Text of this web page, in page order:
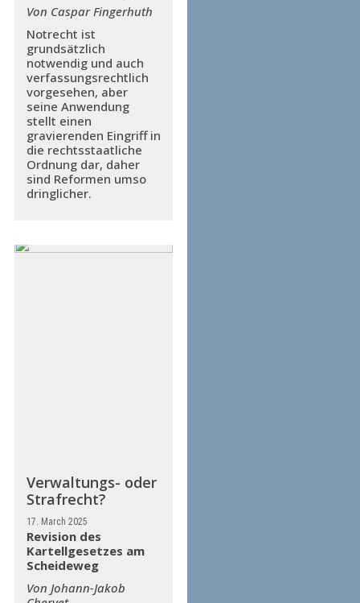
Von Caspar Fingerhuth
Notrecht ist
grundsätzlich
notwendig und auch
verfassungsrechtlich
vorgesehen, aber
seine Anwendung
stellt einen
gravierenden Eingriff in
die rechtsstaatliche
Ordnung dar, daher
sind Reformen umso
dringlicher.
Verwaltungs- oder
Strafrecht?
17. March 2025
Revision des
Kartellgesetzes am
Scheideweg
Von Johann-Jakob